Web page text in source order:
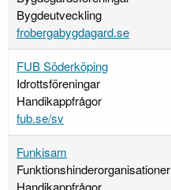
Bygdeutveckling
frobergabygdagard.se
FUB Söderköping
Idrottsföreningar
Handikappfrågor
fub.se/sv
Funkisam
Funktionshinderorganisationer